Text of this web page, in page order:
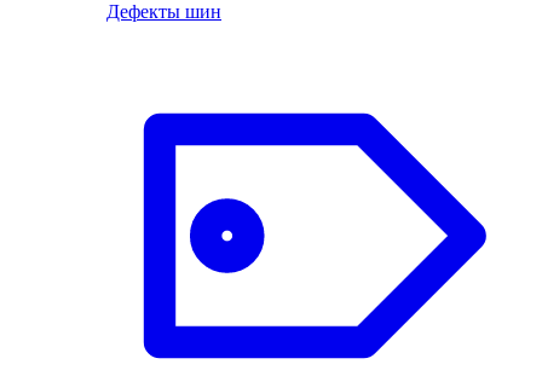
Дефекты шин